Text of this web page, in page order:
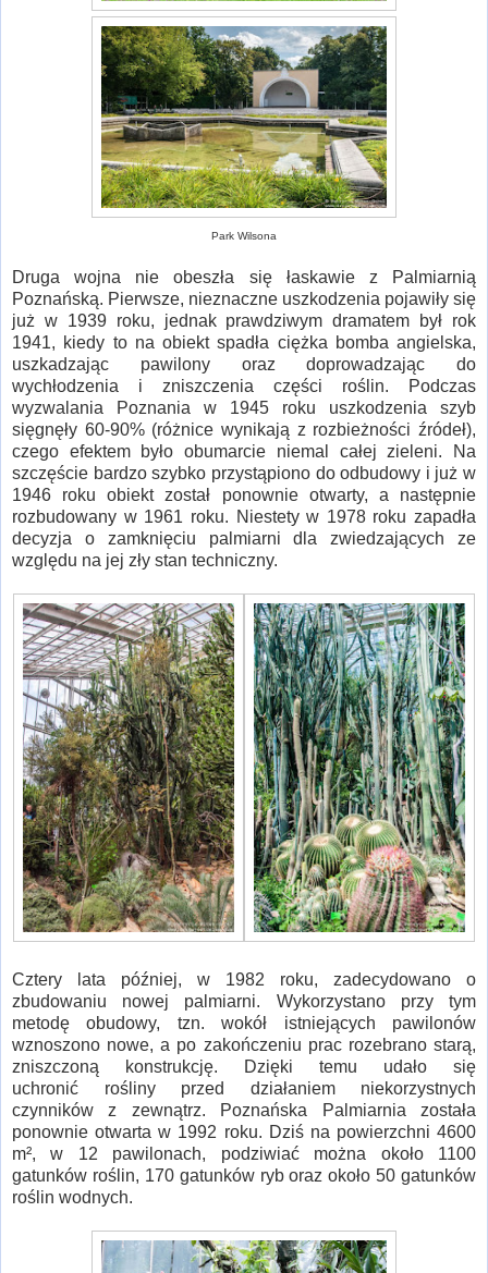
Park Wilsona
Druga wojna nie obeszła się łaskawie z Palmiarnią
Poznańską. Pierwsze, nieznaczne uszkodzenia pojawiły się
już w 1939 roku, jednak prawdziwym dramatem był rok
1941, kiedy to na obiekt spadła ciężka bomba angielska,
uszkadzając pawilony oraz doprowadzając do
wychłodzenia i zniszczenia części roślin. Podczas
wyzwalania Poznania w 1945 roku uszkodzenia szyb
sięgnęły 60-90% (różnice wynikają z rozbieżności źródeł),
czego efektem było obumarcie niemal całej zieleni. Na
szczęście bardzo szybko przystąpiono do odbudowy i już w
1946 roku obiekt został ponownie otwarty, a następnie
rozbudowany w 1961 roku. Niestety w 1978 roku zapadła
decyzja o zamknięciu palmiarni dla zwiedzających ze
względu na jej zły stan techniczny.
Cztery lata później, w 1982 roku, zadecydowano o
zbudowaniu nowej palmiarni. Wykorzystano przy tym
metodę obudowy, tzn. wokół istniejących pawilonów
wznoszono nowe, a po zakończeniu prac rozebrano starą,
zniszczoną konstrukcję. Dzięki temu udało się
uchronić rośliny przed działaniem niekorzystnych
czynników z zewnątrz. Poznańska Palmiarnia została
ponownie otwarta w 1992 roku. Dziś na powierzchni 4600
m², w 12 pawilonach, podziwiać można około 1100
gatunków roślin, 170 gatunków ryb oraz około 50 gatunków
roślin wodnych.